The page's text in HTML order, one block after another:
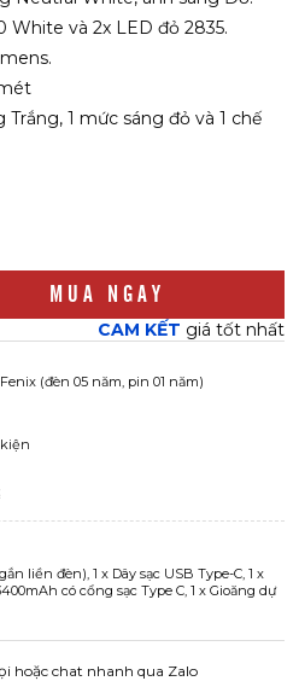
hoặc chat nhanh qua Zalo
White và 2x LED đỏ 2835.
1 mức sáng đỏ và 1 chế
thấp)
L18-3400U V2.0 dung
hợp trên pin.
bao gồm pin)
2 mét
MUA NGAY
CAM KẾT giá tốt nhất
(đèn 05 năm, pin 01 năm)
liền đèn), 1 x Dây sạc USB Type-C, 1 x
có cổng sạc Type C, 1 x Gioăng dự